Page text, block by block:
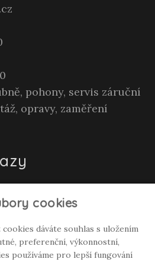
pohony, servis záruční
opravy, zaměření
Renata Polívková
cookies
dáváte souhlas s uložením
preferenční, výkonnostní,
používáme pro lepší fungování